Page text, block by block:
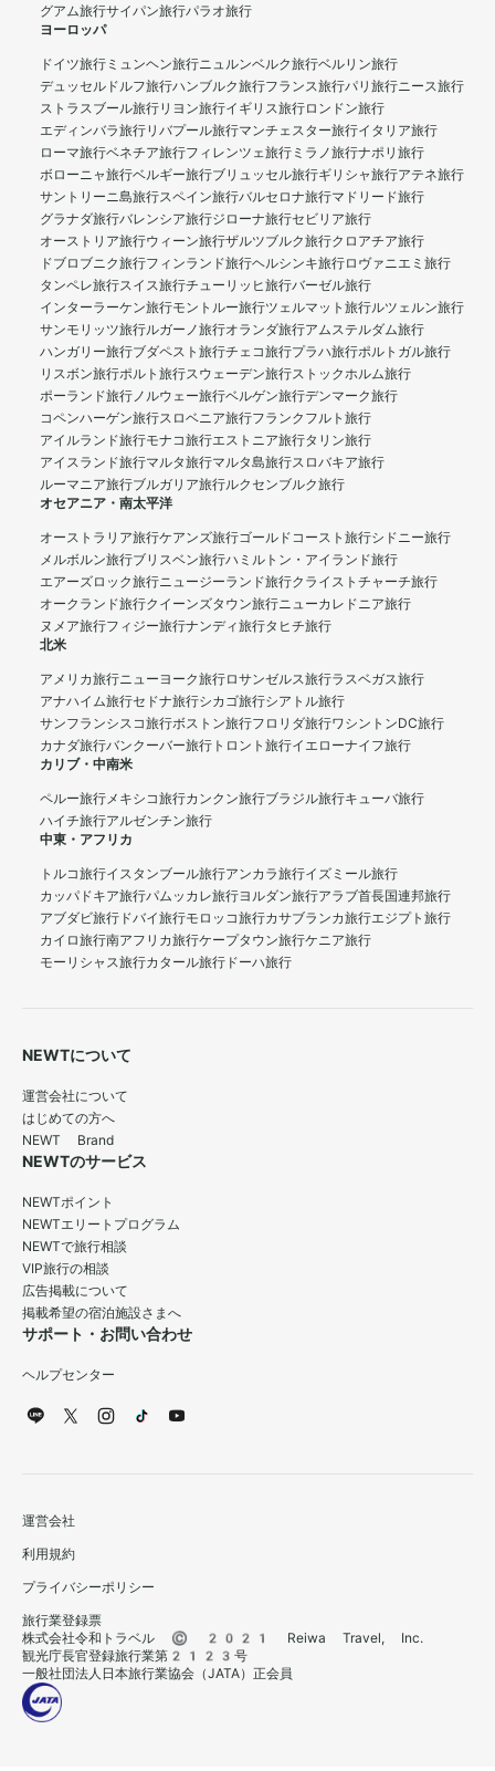
グアム旅行サイパン旅行パラオ旅行
ヨーロッパ
ドイツ旅行 ミュンヘン旅行ニュルンベルク旅行ベルリン旅行
デュッセルドルフ旅行ハンブルク旅行フランス旅行パリ旅行ニース旅行
ストラスブール旅行リヨン旅行イギリス旅行ロンドン旅行
エディンバラ旅行リバプール旅行マンチェスター旅行イタリア旅行
ローマ旅行ベネチア旅行フィレンツェ旅行 ミラノ旅行ナポリ旅行
ボローニャ旅行ベルギー旅行ブリュッセル旅行ギリシャ旅行アテネ旅行
サントリーニ島旅行スペイン旅行バルセロナ旅行マドリード旅行
グラナダ旅行バレンシア旅行ジローナ旅行セビリア旅行
オーストリア旅行ウィーン旅行ザルツブルク旅行クロアチア旅行
ドブロブニク旅行フィンランド旅行ヘルシンキ旅行ロヴァニエミ旅行
タンペレ旅行スイス旅行チューリッヒ旅行バーゼル旅行
インターラーケン旅行モントルー旅行ツェルマット旅行ルツェルン旅行
サンモリッツ旅行ルガーノ旅行オランダ旅行アムステルダム旅行
ハンガリー旅行ブダペスト旅行チェコ旅行プラハ旅行ポルトガル旅行
リスボン旅行ポルト旅行スウェーデン旅行ストックホルム旅行
ポーランド旅行ノルウェー旅行ベルゲン旅行デンマーク旅行
コペンハーゲン旅行スロベニア旅行フランクフルト旅行
アイルランド旅行モナコ旅行エストニア旅行タリン旅行
アイスランド旅行マルタ旅行マルタ島旅行スロバキア旅行
ルーマニア旅行ブルガリア旅行ルクセンブルク旅行
オセアニア・南太平洋
オーストラリア旅行ケアンズ旅行ゴールドコースト旅行シドニー旅行
メルボルン旅行ブリスベン旅行ハミルトン・アイランド旅行
エアーズロック旅行ニュージーランド旅行クライストチャーチ旅行
オークランド旅行クイーンズタウン旅行ニューカレドニア旅行
ヌメア旅行フィジー旅行ナンディ旅行タヒチ旅行
北米
アメリカ旅行ニューヨーク旅行ロサンゼルス旅行ラスベガス旅行
アナハイム旅行セドナ旅行シカゴ旅行シアトル旅行
サンフランシスコ旅行ボストン旅行フロリダ旅行ワシントンDC旅行
カナダ旅行バンクーバー旅行 トロント旅行イエローナイフ旅行
カリブ・中南米
ペルー旅行メキシコ旅行カンクン旅行ブラジル旅行キューバ旅行
ハイチ旅行アルゼンチン旅行
中東・アフリカ
トルコ旅行イスタンブール旅行アンカラ旅行イズミール旅行
カッパドキア旅行パムッカレ旅行ヨルダン旅行アラブ首長国連邦旅行
アブダビ旅行 ドバイ旅行モロッコ旅行カサブランカ旅行エジプト旅行
カイロ旅行南アフリカ旅行ケープタウン旅行ケニア旅行
モーリシャス旅行カタール旅行 ドーハ旅行
NEWTについて
運営会社について
はじめての方へ
NEWT Brand
NEWTのサービス
NEWTポイント
NEWTエリートプログラム
NEWTで旅行相談
VIP旅行の相談
広告掲載について
掲載希望の宿泊施設さまへ
サポート・お問い合わせ
ヘルプセンター
運営会社
利用規約
プライバシーポリシー
旅行業登録票
株式会社令和トラベル © 2021 Reiwa Travel, Inc.
観光庁長官登録旅行業第2123号
一般社団法人日本旅行業協会（JATA）正会員